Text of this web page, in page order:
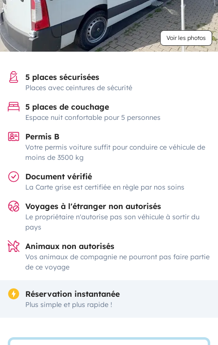
Voir les photos
5 places sécurisées
Places avec ceintures de sécurité
5 places de couchage
Espace nuit confortable pour 5 personnes
Permis B
Votre permis voiture suffit pour conduire ce véhicule de
moins de 3500 kg
Document vérifié
La Carte grise est certifiée en règle par nos soins
Voyages à l'étranger non autorisés
Le propriétaire n'autorise pas son véhicule à sortir du
pays
Animaux non autorisés
Vos animaux de compagnie ne pourront pas faire partie
de ce voyage
Réservation instantanée
Plus simple et plus rapide !